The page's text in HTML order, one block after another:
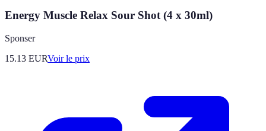
Energy Muscle Relax Sour Shot (4 x 30ml)
Sponser
15.13 EURVoir le prix